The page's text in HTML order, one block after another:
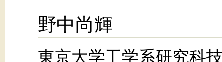
野中尚輝
東京大学工学系研究科